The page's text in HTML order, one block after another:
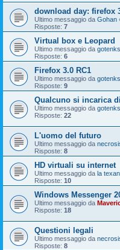
download day: firefox
Ultimo messaggio da Gohan
Risposte: 7
Virtual box e Leopard
Ultimo messaggio da gotenks
Risposte: 6
Firefox 3.0 RC1
Ultimo messaggio da gotenks
Risposte: 9
Qualcuno si incarica
Ultimo messaggio da gotenks
Risposte: 22
L'uomo del futuro
Ultimo messaggio da
Risposte: 8
HD virtuali su internet
Ultimo messaggio da la
Risposte: 10
Windows Messenger
Ultimo messaggio da
Risposte: 18
Questioni legali
Ultimo messaggio da
Risposte: 8